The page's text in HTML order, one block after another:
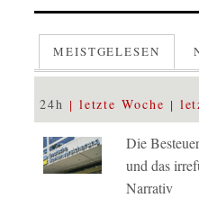
MEISTGELESEN
24h letzte Woche
Die
und das
Narrativ